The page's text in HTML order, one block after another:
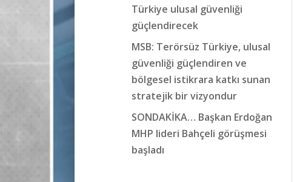
Türkiye ulusal güvenliği
güçlendirecek
MSB: Terörsüz Türkiye, ulusal
güvenliği güçlendiren ve
bölgesel istikrara katkı sunan
stratejik bir vizyondur
SONDAKİKA… Başkan Erdoğan
MHP lideri Bahçeli görüşmesi
başladı